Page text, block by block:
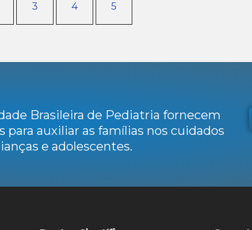
3 4 5
Brasileira de Pediatria fornecem
para auxiliar as famílias nos cuidados
e adolescentes.